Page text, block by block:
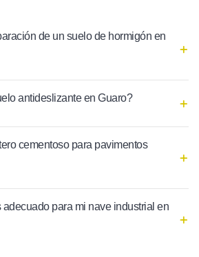
de un suelo de hormigón en
antideslizante en Guaro?
cementoso para pavimentos
para mi nave industrial en